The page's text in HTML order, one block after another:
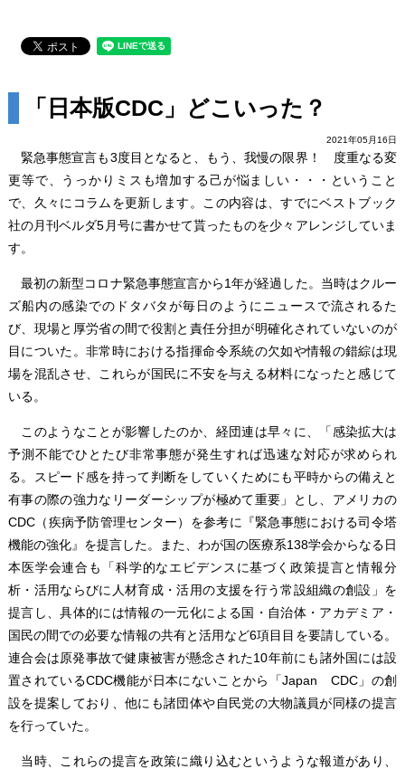
「日本版CDC」どこいった？
2021年05月16日
緊急事態宣言も3度目となると、もう、我慢の限界！ 度重なる変
更等で、うっかりミスも増加する己が悩ましい・・・ということ
で、久々にコラムを更新します。この内容は、すでにベストブック
社の月刊ベルダ5月号に書かせて貰ったものを少々アレンジしていま
す。
最初の新型コロナ緊急事態宣言から1年が経過した。当時はクルー
ズ船内の感染でのドタバタが毎日のようにニュースで流されるた
び、現場と厚労省の間で役割と責任分担が明確化されていないのが
目についた。非常時における指揮命令系統の欠如や情報の錯綜は現
場を混乱させ、これらが国民に不安を与える材料になったと感じて
いる。
このようなことが影響したのか、経団連は早々に、「感染拡大は
予測不能でひとたび非常事態が発生すれば迅速な対応が求められ
る。スピード感を持って判断をしていくためにも平時からの備えと
有事の際の強力なリーダーシップが極めて重要」とし、アメリカの
CDC（疾病予防管理センター）を参考に『緊急事態における司令塔
機能の強化』を提言した。また、わが国の医療系138学会からなる日
本医学会連合も「科学的なエビデンスに基づく政策提言と情報分
析・活用ならびに人材育成・活用の支援を行う常設組織の創設」を
提言し、具体的には情報の一元化による国・自治体・アカデミア・
国民の間での必要な情報の共有と活用など6項目目を要請している。
連合会は原発事故で健康被害が懸念された10年前にも諸外国には設
置されているCDC機能が日本にないことから「Japan CDC」の創
設を提案しており、他にも諸団体や自民党の大物議員が同様の提言
を行っていた。
当時、これらの提言を政策に織り込むというような報道があり、